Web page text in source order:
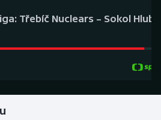
Třebíč Nuclears – Sokol